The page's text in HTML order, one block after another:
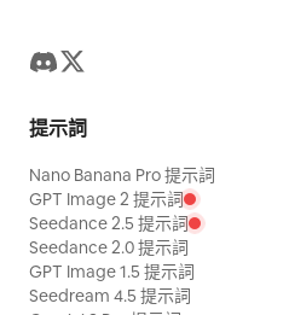
提示詞
Nano Banana Pro 提示詞
GPT Image 2 提示詞
Seedance 2.5 提示詞
Seedance 2.0 提示詞
GPT Image 1.5 提示詞
Seedream 4.5 提示詞